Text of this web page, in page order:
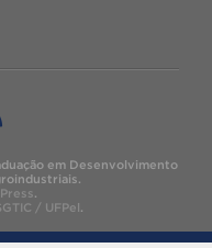
em Desenvolvimento
.
/ UFPel.